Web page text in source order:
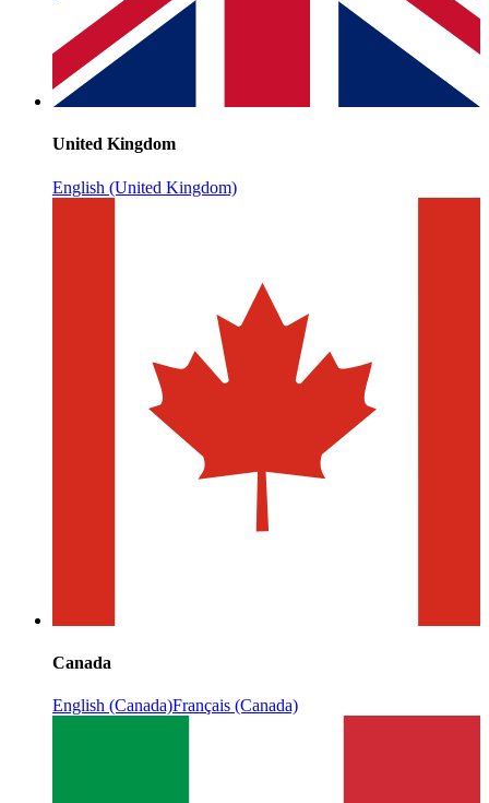
United Kingdom
English (United Kingdom)
Canada
English (Canada)Français (Canada)